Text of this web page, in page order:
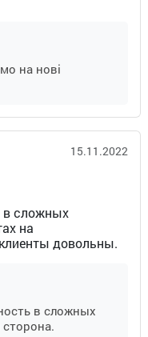
на нові
15.11.2022
сложных
на
довольны.
в сложных